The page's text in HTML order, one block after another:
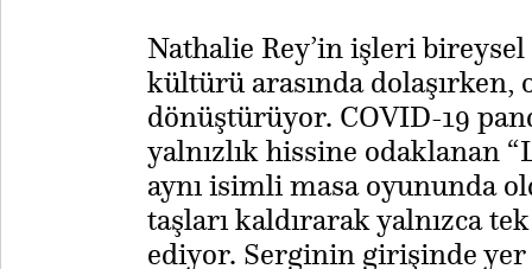
Nathalie Rey’in işleri
kültürü arasında dolaşırken,
dönüştürüyor. COVID-19
yalnızlık hissine odaklanan
aynı isimli masa oyununda
taşları kaldırarak yalnızca
ediyor. Serginin girişinde yer